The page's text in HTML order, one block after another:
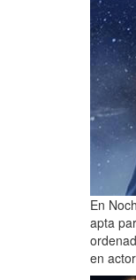
En
apta
en